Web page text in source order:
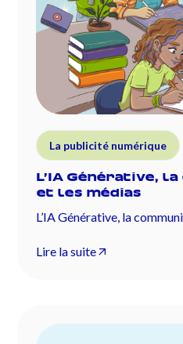
La publicité numérique
L’IA Générative,
et les médias
L’IA Générative, la
Lire la suite